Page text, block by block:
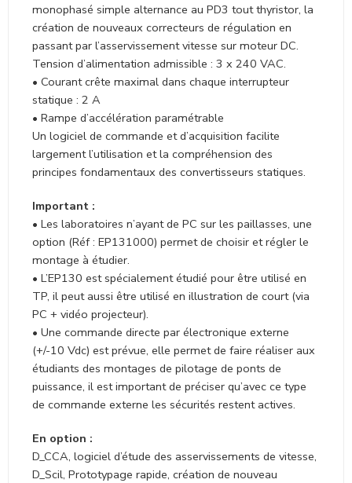
monophasé simple alternance au PD3 tout thyristor, la
création de nouveaux correcteurs de régulation en
passant par l’asservissement vitesse sur moteur DC.
Tension d’alimentation admissible : 3 x 240 VAC.
• Courant crête maximal dans chaque interrupteur
statique : 2 A
• Rampe d’accélération paramétrable
Un logiciel de commande et d’acquisition facilite
largement l’utilisation et la compréhension des
principes fondamentaux des convertisseurs statiques.
Important :
• Les laboratoires n’ayant de PC sur les paillasses, une
option (Réf : EP131000) permet de choisir et régler le
montage à étudier.
• L’EP130 est spécialement étudié pour être utilisé en
TP, il peut aussi être utilisé en illustration de court (via
PC + vidéo projecteur).
• Une commande directe par électronique externe
(+/-10 Vdc) est prévue, elle permet de faire réaliser aux
étudiants des montages de pilotage de ponts de
puissance, il est important de préciser qu’avec ce type
de commande externe les sécurités restent actives.
En option :
D_CCA, logiciel d’étude des asservissements de vitesse,
D_Scil, Prototypage rapide, création de nouveau